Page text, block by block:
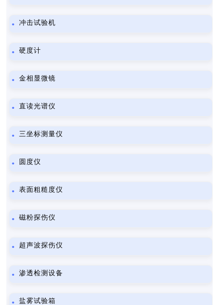
冲击试验机
硬度计
金相显微镜
直读光谱仪
三坐标测量仪
圆度仪
表面粗糙度仪
磁粉探伤仪
超声波探伤仪
渗透检测设备
盐雾试验箱